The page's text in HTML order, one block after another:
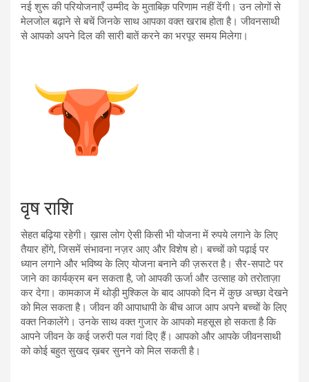
नई शुरू की परियोजनाएँ उम्मीद के मुताबिक़ परिणाम नहीं देंगी। उन लोगों से
मेलजोल बढ़ाने से बचें जिनके साथ आपका वक्त खराब होता है। जीवनसाथी
से आपको अपने दिल की सारी बातें करने का भरपूर समय मिलेगा।
वृष राशि
सेहत बढ़िया रहेगी। ख़ास लोग ऐसी किसी भी योजना में रुपये लगाने के लिए
तैयार होंगे, जिसमें संभावना नज़र आए और विशेष हो। बच्चों को पढ़ाई पर
ध्यान लगाने और भविष्य के लिए योजना बनाने की ज़रूरत है। सैर-सपाटे पर
जाने का कार्यक्रम बन सकता है, जो आपकी ऊर्जा और उत्साह को तरोताज़ा
कर देगा। कामकाज में थोड़ी मुश्किल के बाद आपको दिन में कुछ अच्छा देखने
को मिल सकता है। जीवन की आपाधापी के बीच आज आप अपने बच्चों के लिए
वक्त निकालेंगे। उनके साथ वक्त गुजार के आपको महसूस हो सकता है कि
आपने जीवन के कई जरुरी पल गवां दिए हैं। आपको और आपके जीवनसाथी
को कोई बहुत सुखद ख़बर सुनने को मिल सकती है।